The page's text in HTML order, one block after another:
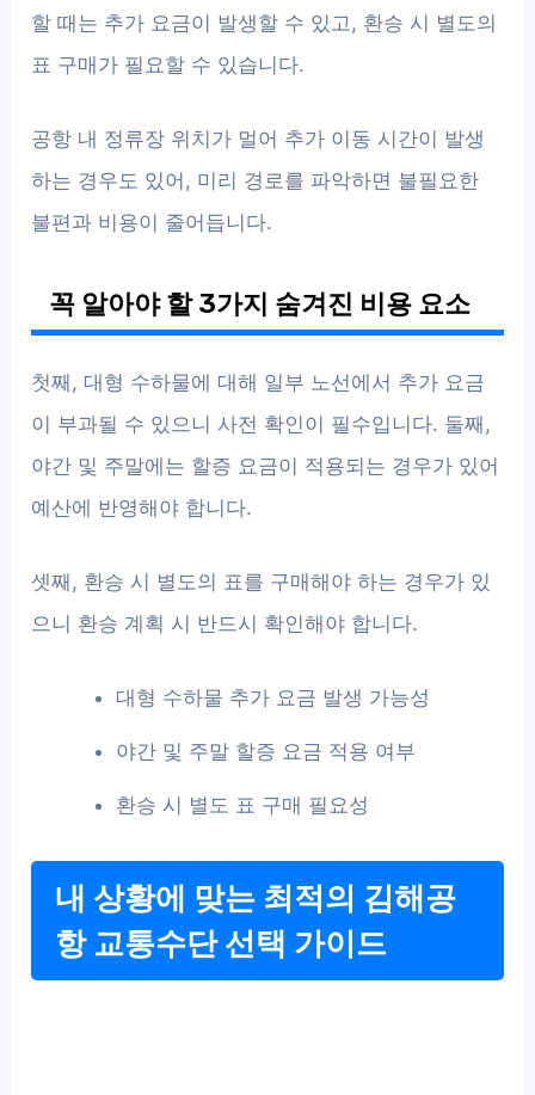
할 때는 추가 요금이 발생할 수 있고, 환승 시 별도의
표 구매가 필요할 수 있습니다.
공항 내 정류장 위치가 멀어 추가 이동 시간이 발생
하는 경우도 있어, 미리 경로를 파악하면 불필요한
불편과 비용이 줄어듭니다.
꼭 알아야 할 3가지 숨겨진 비용 요소
첫째, 대형 수하물에 대해 일부 노선에서 추가 요금
이 부과될 수 있으니 사전 확인이 필수입니다. 둘째,
야간 및 주말에는 할증 요금이 적용되는 경우가 있어
예산에 반영해야 합니다.
셋째, 환승 시 별도의 표를 구매해야 하는 경우가 있
으니 환승 계획 시 반드시 확인해야 합니다.
대형 수하물 추가 요금 발생 가능성
야간 및 주말 할증 요금 적용 여부
환승 시 별도 표 구매 필요성
내 상황에 맞는 최적의 김해공
항 교통수단 선택 가이드